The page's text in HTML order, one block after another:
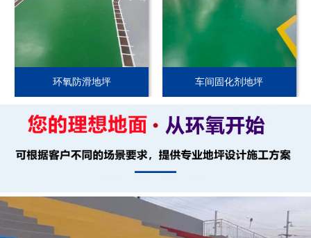
环氧防滑地坪 车间固化剂地坪